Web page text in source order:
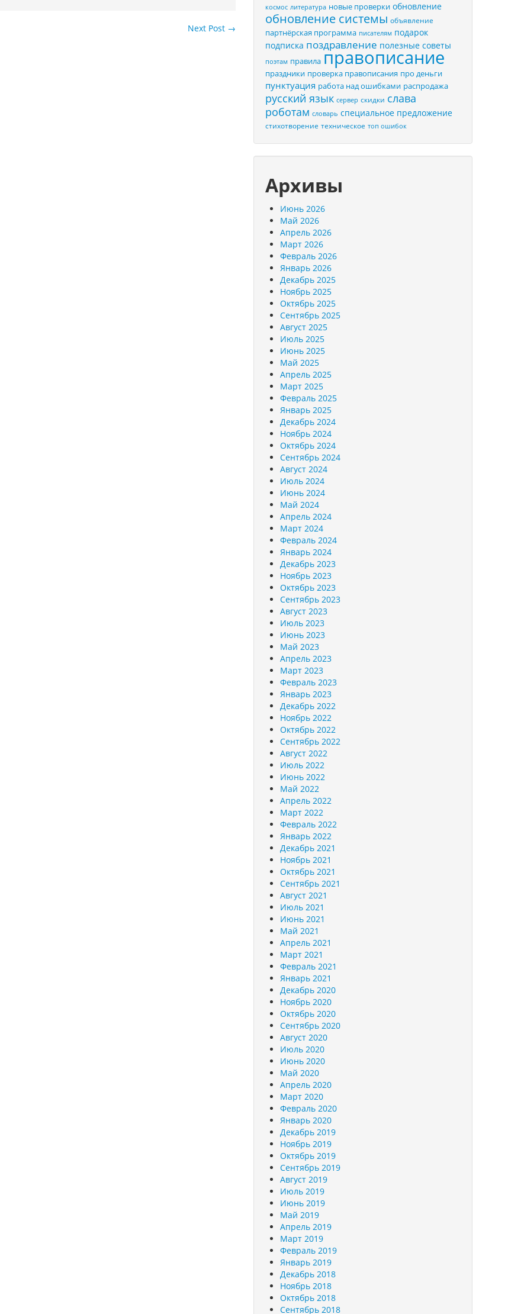
Next Post →
космос литература новые проверки обновление
обновление системы объявление
партнёрская программа писателям подарок
подписка поздравление полезные советы
поэтам правила правописание
праздники проверка правописания про деньги
пунктуация работа над ошибками распродажа
русский язык сервер скидки слава
роботам словарь специальное предложение
стихотворение техническое топ ошибок
Архивы
Июнь 2026
Май 2026
Апрель 2026
Март 2026
Февраль 2026
Январь 2026
Декабрь 2025
Ноябрь 2025
Октябрь 2025
Сентябрь 2025
Август 2025
Июль 2025
Июнь 2025
Май 2025
Апрель 2025
Март 2025
Февраль 2025
Январь 2025
Декабрь 2024
Ноябрь 2024
Октябрь 2024
Сентябрь 2024
Август 2024
Июль 2024
Июнь 2024
Май 2024
Апрель 2024
Март 2024
Февраль 2024
Январь 2024
Декабрь 2023
Ноябрь 2023
Октябрь 2023
Сентябрь 2023
Август 2023
Июль 2023
Июнь 2023
Май 2023
Апрель 2023
Март 2023
Февраль 2023
Январь 2023
Декабрь 2022
Ноябрь 2022
Октябрь 2022
Сентябрь 2022
Август 2022
Июль 2022
Июнь 2022
Май 2022
Апрель 2022
Март 2022
Февраль 2022
Январь 2022
Декабрь 2021
Ноябрь 2021
Октябрь 2021
Сентябрь 2021
Август 2021
Июль 2021
Июнь 2021
Май 2021
Апрель 2021
Март 2021
Февраль 2021
Январь 2021
Декабрь 2020
Ноябрь 2020
Октябрь 2020
Сентябрь 2020
Август 2020
Июль 2020
Июнь 2020
Май 2020
Апрель 2020
Март 2020
Февраль 2020
Январь 2020
Декабрь 2019
Ноябрь 2019
Октябрь 2019
Сентябрь 2019
Август 2019
Июль 2019
Июнь 2019
Май 2019
Апрель 2019
Март 2019
Февраль 2019
Январь 2019
Декабрь 2018
Ноябрь 2018
Октябрь 2018
Сентябрь 2018